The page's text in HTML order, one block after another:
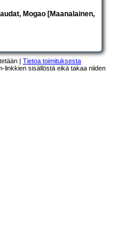
Mogao [Maanalainen,
| Tietoa toimituksesta
linkkien sisällöstä eikä takaa niiden